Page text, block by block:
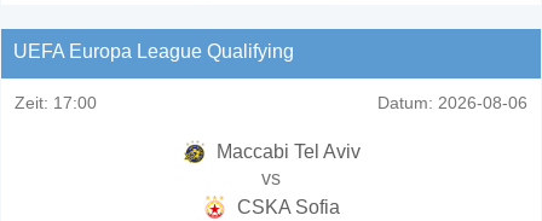
UEFA Europa League Qualifying
Zeit: 17:00 Datum: 2026-08-06
Maccabi Tel Aviv
vs
CSKA Sofia